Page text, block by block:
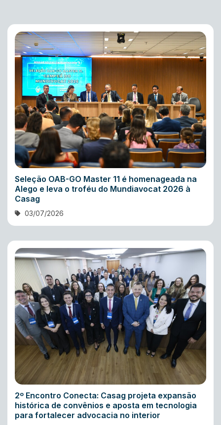
Seleção OAB-GO Master 11 é homenageada na
Alego e leva o troféu do Mundiavocat 2026 à
Casag
03/07/2026
2º Encontro Conecta: Casag projeta expansão
histórica de convênios e aposta em tecnologia
para fortalecer advocacia no interior